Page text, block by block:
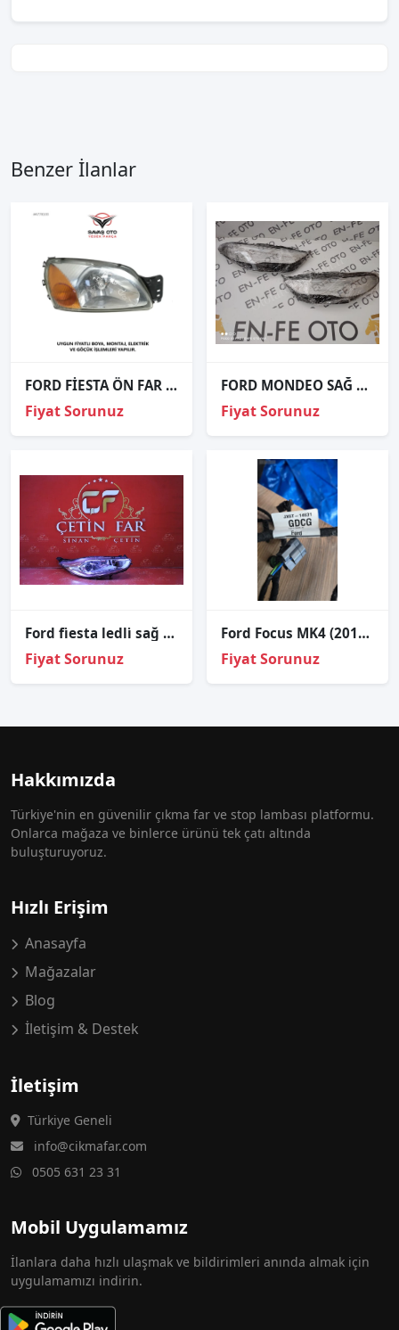
Benzer İlanlar
FORD FİESTA ÖN FAR ELEKTRİK.SAĞ SOL 1999 2000 2001 2002 / TAİWAN
Fiyat Sorunuz
FORD MONDEO SAĞ FAR CAMI SIFIR 2017 2018 2019
Fiyat Sorunuz
Ford fi̇esta ledli̇ sağ far sıfır i̇thal c1bb13w029cg
Fiyat Sorunuz
Ford Focus MK4 (2018) Ön Kapı Kablo Tesisatı - JX6T-14631-GDCG
Fiyat Sorunuz
Hakkımızda
Türkiye'nin en güvenilir çıkma far ve stop lambası platformu.
Onlarca mağaza ve binlerce ürünü tek çatı altında
buluşturuyoruz.
Hızlı Erişim
Anasayfa
Mağazalar
Blog
İletişim & Destek
İletişim
Türkiye Geneli
info@cikmafar.com
0505 631 23 31
Mobil Uygulamamız
İlanlara daha hızlı ulaşmak ve bildirimleri anında almak için
uygulamamızı indirin.